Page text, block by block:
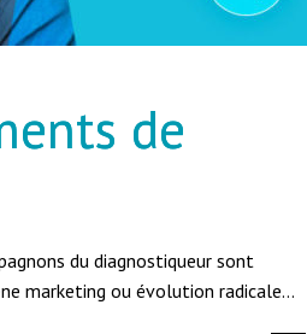
de
du diagnostiqueur sont
marketing ou évolution radicale…